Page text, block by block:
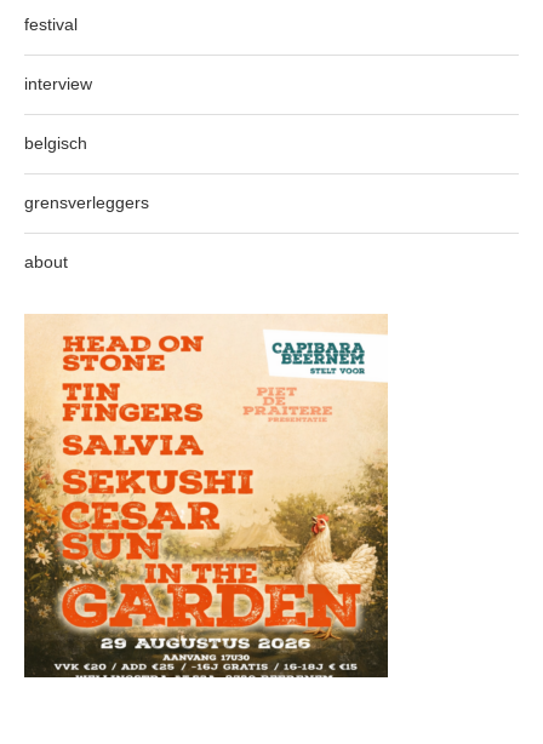
festival
interview
belgisch
grensverleggers
about